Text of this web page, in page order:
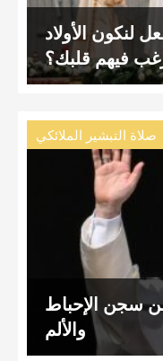
لنكون الأولاد
فيهم قلبك؟
صلاة التبشير الملائكي
من سجن الإحباط
والألم